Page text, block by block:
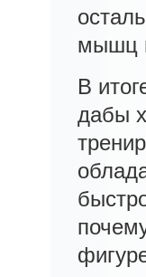
мышц
В
дабы